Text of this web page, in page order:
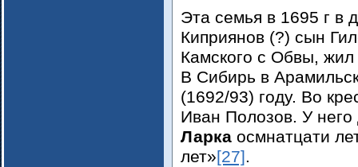
Эта семья в 1695 г в
Киприянов (?) сын
Камского с Обвы,
В Сибирь в
(1692/93) году. Во
Иван Полозов. У него
Ларка осмнатцати
лет»[27].